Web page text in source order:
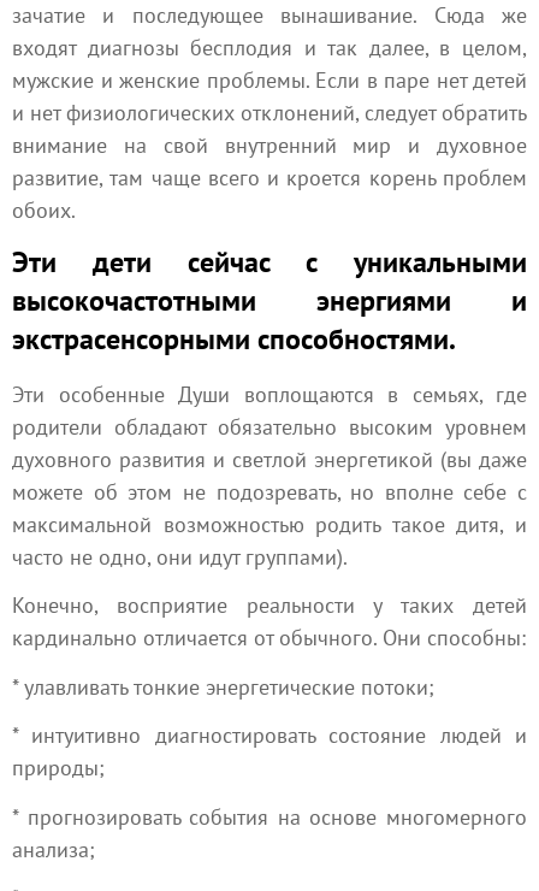
зачатие и последующее вынашивание. Сюда же
входят диагнозы бесплодия и так далее, в целом,
мужские и женские проблемы. Если в паре нет детей
и нет физиологических отклонений, следует обратить
внимание на свой внутренний мир и духовное
развитие, там чаще всего и кроется корень проблем
обоих.
Эти дети сейчас с уникальными
высокочастотными энергиями и
экстрасенсорными способностями.
Эти особенные Души воплощаются в семьях, где
родители обладают обязательно высоким уровнем
духовного развития и светлой энергетикой (вы даже
можете об этом не подозревать, но вполне себе с
максимальной возможностью родить такое дитя, и
часто не одно, они идут группами).
Конечно, восприятие реальности у таких детей
кардинально отличается от обычного. Они способны:
* улавливать тонкие энергетические потоки;
* интуитивно диагностировать состояние людей и
природы;
* прогнозировать события на основе многомерного
анализа;